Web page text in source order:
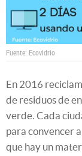
Fuente: Ecovidrio
En 2016
de residuos de
verde. Cada
para convencer
que hay un